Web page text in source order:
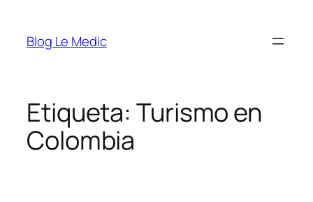
contenido
Blog Le Medic
Etiqueta: Turismo en
Colombia